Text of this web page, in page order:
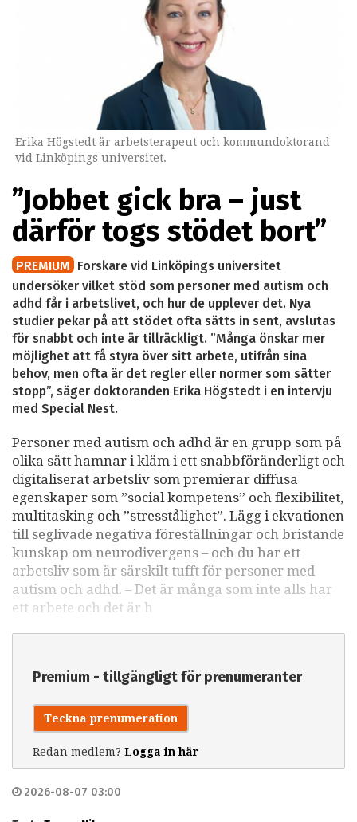
Erika Högstedt är arbetsterapeut och kommundoktorand
vid Linköpings universitet.
”Jobbet gick bra – just
därför togs stödet bort”
PREMIUM Forskare vid Linköpings universitet
undersöker vilket stöd som personer med autism och
adhd får i arbetslivet, och hur de upplever det. Nya
studier pekar på att stödet ofta sätts in sent, avslutas
för snabbt och inte är tillräckligt. ”Många önskar mer
möjlighet att få styra över sitt arbete, utifrån sina
behov, men ofta är det regler eller normer som sätter
stopp”, säger doktoranden Erika Högstedt i en intervju
med Special Nest.
Personer med autism och adhd är en grupp som på
olika sätt hamnar i kläm i ett snabbföränderligt och
digitaliserat arbetsliv som premierar diffusa
egenskaper som ”social kompetens” och flexibilitet,
multitasking och ”stresstålighet”. Lägg i ekvationen
till seglivade negativa föreställningar och bristande
kunskap om neurodivergens – och du har ett
arbetsliv som är särskilt tufft för personer med
autism och adhd. – Det är många som inte alls har
ett arbete och det är h
Premium - tillgängligt för prenumeranter
Teckna prenumeration
Redan medlem? Logga in här
2026-08-07 03:00